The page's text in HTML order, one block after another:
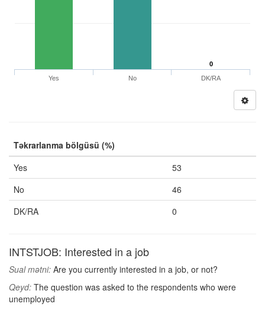
0
Yes
No DK/RA
Təkrarlanma bölgüsü (%)
Yes
53
No
46
DK/RA
0
INTSTJOB: Interested in a job
Sual mətni: Are you currently interested in a job, or not?
Qeyd: The question was asked to the respondents who were
unemployed